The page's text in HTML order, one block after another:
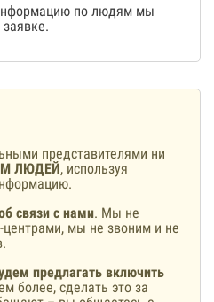
по людям мы
представителями ни
ЛЮДЕЙ, используя
связи с нами. Мы не
мы не звоним и не
предлагать включить
более, сделать это за